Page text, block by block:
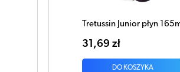
Syrop z porostu
29,22 zł
DO KOSZYKA